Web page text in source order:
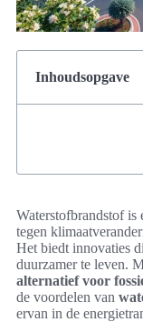
Inhoudsopgave
Waterstofbrandstof is
tegen
Het biedt innovaties
duurzamer te leven.
alternatief voor
de voordelen van
ervan in de